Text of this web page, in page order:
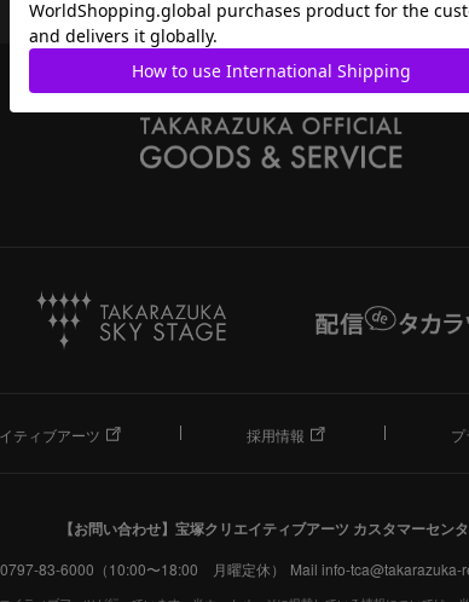
ティブアーツ 採用情報
【お問い合わせ】 宝塚クリエイティブアーツ カスタマーセン
83-6000（10:00〜18:00 月曜定休） Mail info-tca@takarazuka-